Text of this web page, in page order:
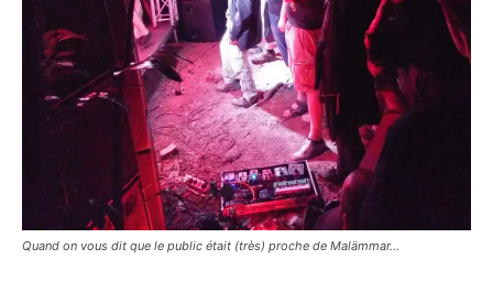
Quand on vous dit que le public était (très) proche de Malämmar…